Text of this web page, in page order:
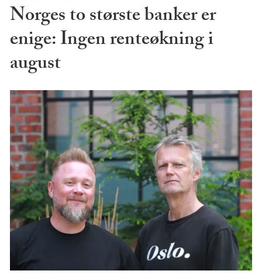
Norges to største banker er
enige: Ingen renteøkning i
august